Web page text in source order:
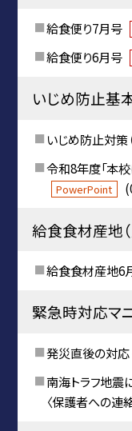
給食便り7月号
給食便り6月号
いじめ防止基
いじめ防止対策
令和8年度「本
PowerPoint
給食食材産地（
給食食材産地6
緊急時対応マ
発災直後の対応
南海トラフ地震
〈保護者への連